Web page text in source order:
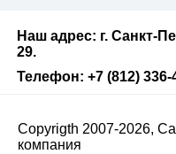
Наш адрес: г. Санкт-
29.
Телефон: +7 (812) 336-
Copyrigth 2007-2026,
компания